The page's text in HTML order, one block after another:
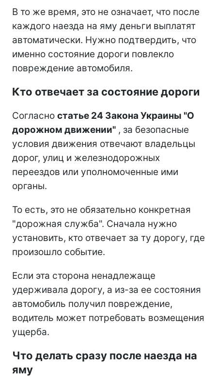
В то же время, это не означает, что после
каждого наезда на яму деньги выплатят
автоматически. Нужно подтвердить, что
именно состояние дороги повлекло
повреждение автомобиля.
Кто отвечает за состояние дороги
Согласно статье 24 Закона Украины "О
дорожном движении" , за безопасные
условия движения отвечают владельцы
дорог, улиц и железнодорожных
переездов или уполномоченные ими
органы.
То есть, это не обязательно конкретная
"дорожная служба". Сначала нужно
установить, кто отвечает за ту дорогу, где
произошло событие.
Если эта сторона ненадлежаще
удерживала дорогу, а из-за ее состояния
автомобиль получил повреждение,
водитель может потребовать возмещения
ущерба.
Что делать сразу после наезда на
яму